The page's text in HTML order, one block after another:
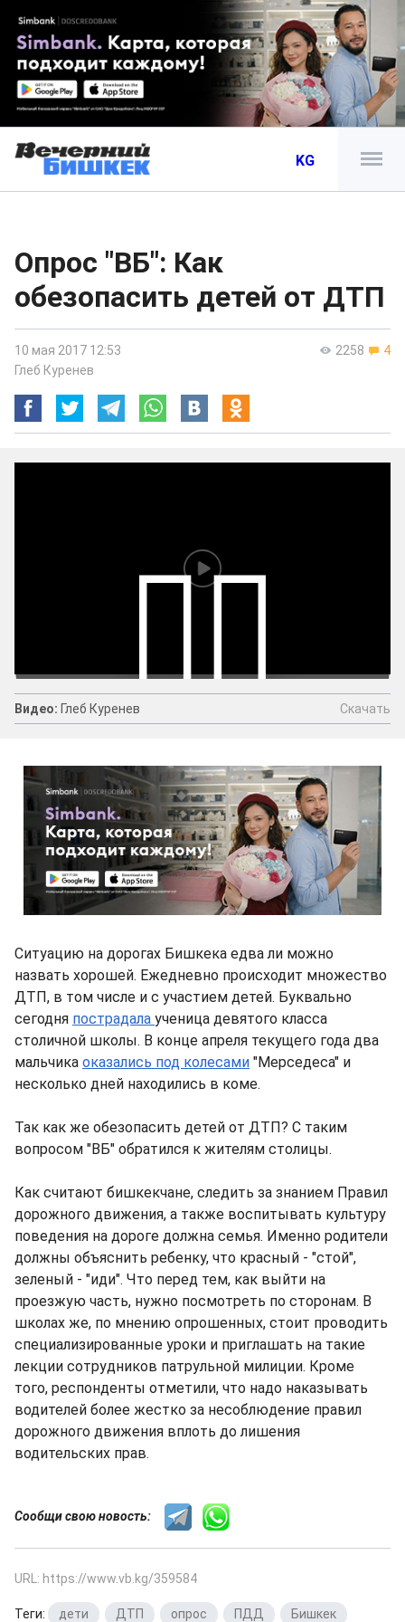
KG
Опрос "ВБ": Как
обезопасить детей от ДТП
2258 4
10 мая 2017 12:53
Глеб Куренев
Видео: Глеб Куренев Скачать
Ситуацию на дорогах Бишкека едва ли можно
назвать хорошей. Ежедневно происходит множество
ДТП, в том числе и с участием детей. Буквально
сегодня пострадала ученица девятого класса
столичной школы. В конце апреля текущего года два
мальчика оказались под колесами "Мерседеса" и
несколько дней находились в коме.
Так как же обезопасить детей от ДТП? С таким
вопросом "ВБ" обратился к жителям столицы.
Как считают бишкекчане, следить за знанием Правил
дорожного движения, а также воспитывать культуру
поведения на дороге должна семья. Именно родители
должны объяснить ребенку, что красный - "стой",
зеленый - "иди". Что перед тем, как выйти на
проезжую часть, нужно посмотреть по сторонам. В
школах же, по мнению опрошенных, стоит проводить
специализированные уроки и приглашать на такие
лекции сотрудников патрульной милиции. Кроме
того, респонденты отметили, что надо наказывать
водителей более жестко за несоблюдение правил
дорожного движения вплоть до лишения
водительских прав.
Сообщи свою новость:
URL: https://www.vb.kg/359584
Теги: дети ДТП опрос ПДД Бишкек